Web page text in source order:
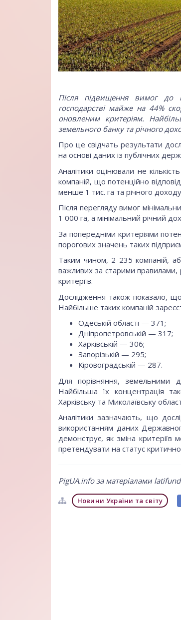
Після підвищення вимог до
господарстві майже на 44%
оновленим критеріям.
земельного банку та річного
Про це свідчать результати
на основі даних із публічних
Аналітики оцінювали не
компаній, що потенційно
менше 1 тис. га та річного
Після перегляду вимог
1 000 га, а мінімальний річний
За попередніми критеріями
порогових значень таких
Таким чином, 2 235 компаній,
важливих за старими
критеріїв.
Дослідження також показало,
Найбільше таких компаній
Одеській області — 371;
Дніпропетровській — 317;
Харківській — 306;
Запорізькій — 295;
Кіровоградській — 287.
Для порівняння, земельними
Найбільша їх концентрація
Харківську та Миколаївську
Аналітики зазначають, що
використанням даних
демонструє, як зміна критеріїв
претендувати на статус
PigUA.info за матеріалами
Новини України та світу